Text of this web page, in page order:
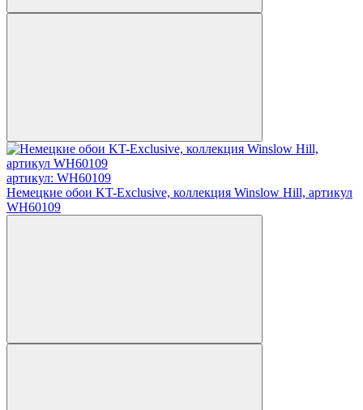
артикул: WH60109
Немецкие обои KT-Exclusive, коллекция Winslow Hill, артикул
WH60109